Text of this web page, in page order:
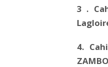
3 .
4.